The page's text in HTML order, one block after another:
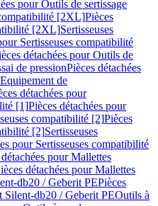
pour Outils de sertissage
[2XL]Pièces
[2XL]Sertisseuses
Sertisseuses compatibilité
détachées pour Outils de
de pressionPièces détachées
Equipement de
détachées pour
[1]Pièces détachées pour
compatibilité [2]Pièces
[2]Sertisseuses
pour Sertisseuses compatibilité
pour Mallettes
détachées pour Mallettes
db20 / Geberit PEPièces
Silent-db20 / Geberit PEOutils à